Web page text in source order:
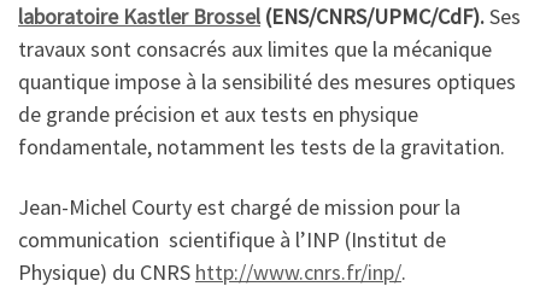
laboratoire Kastler Brossel(ENS/CNRS/UPMC/CdF).Ses
travaux sont consacrés aux limites que la mécanique
quantique impose à la sensibilité des mesures optiques
de grande précision et aux tests en physique
fondamentale, notamment les tests de la gravitation.
Jean-Michel Courty est chargé de mission pour la
communication scientifique à l’INP (Institut de
Physique) du CNRS http://www.cnrs.fr/inp/.